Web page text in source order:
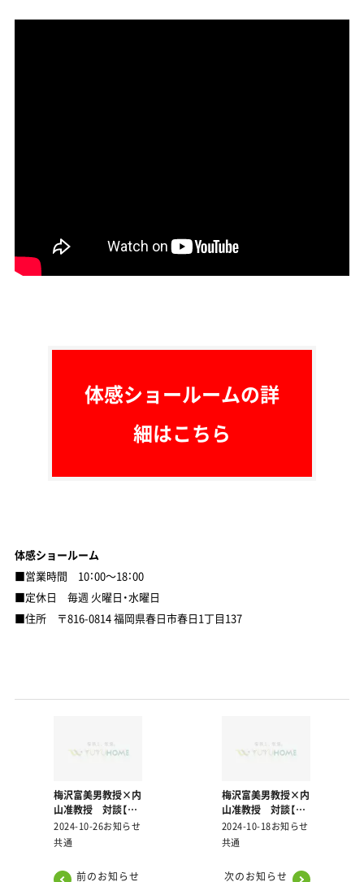
体感ショールームの詳
細はこちら
体感ショールーム
■営業時間 10：00～18：00
■定休日 毎週 火曜日・水曜日
■住所 〒816-0814 福岡県春日市春日1丁目137
梅沢富美男教授×内
山准教授 対談【第
3話】を公開しまし
た！
2024-10-26お知らせ
共通
前のお知らせ
梅沢富美男教授×内
山准教授 対談【第
2話】を公開しまし
た！
2024-10-18お知らせ
共通
次のお知らせ